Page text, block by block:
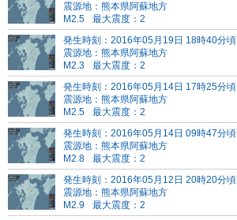
震源地：熊本県阿蘇地方
M2.5
最大震度：2
発生時刻：2016年05月19日 18時40分頃
震源地：熊本県阿蘇地方
M2.3
最大震度：2
発生時刻：2016年05月14日 17時25分頃
震源地：熊本県阿蘇地方
M2.5
最大震度：2
発生時刻：2016年05月14日 09時47分頃
震源地：熊本県阿蘇地方
M2.8
最大震度：2
発生時刻：2016年05月12日 20時20分頃
震源地：熊本県阿蘇地方
M2.9
最大震度：2